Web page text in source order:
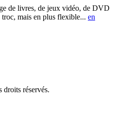
de livres, de jeux vidéo, de DVD
mais en plus flexible... en
réservés.